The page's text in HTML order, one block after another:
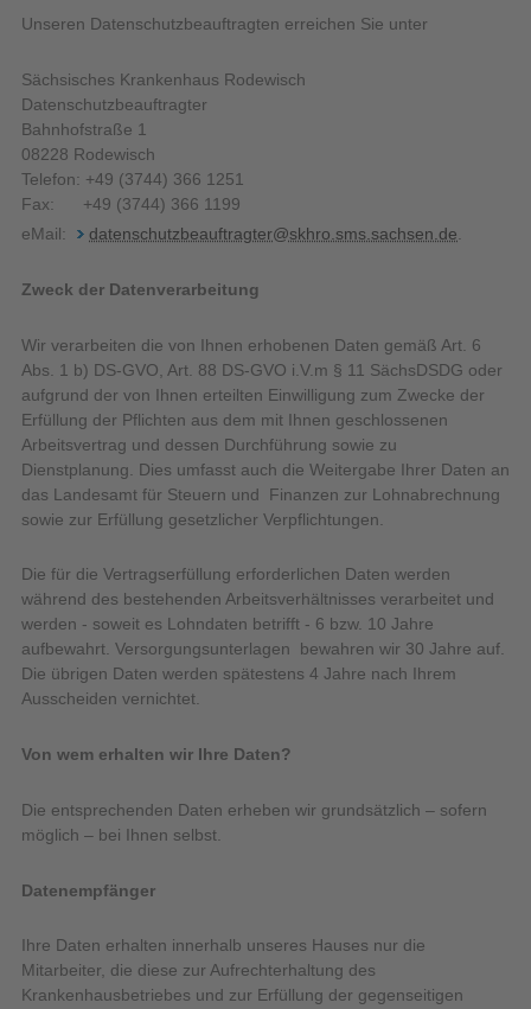
Unseren Datenschutzbeauftragten erreichen Sie unter
Sächsisches Krankenhaus Rodewisch
Datenschutzbeauftragter
Bahnhofstraße 1
08228 Rodewisch
Telefon: +49 (3744) 366 1251
Fax: +49 (3744) 366 1199
eMail:
datenschutzbeauftragter@skhro.sms.sachsen.de
Zweck der Datenverarbeitung
Wir verarbeiten die von Ihnen erhobenen Daten gemäß Art. 6
Abs. 1 b) DS-GVO, Art. 88 DS-GVO i.V.m § 11 SächsDSDG oder
aufgrund der von Ihnen erteilten Einwilligung zum Zwecke der
Erfüllung der Pflichten aus dem mit Ihnen geschlossenen
Arbeitsvertrag und dessen Durchführung sowie zu
Dienstplanung. Dies umfasst auch die Weitergabe Ihrer Daten an
das Landesamt für Steuern und Finanzen zur Lohnabrechnung
sowie zur Erfüllung gesetzlicher Verpflichtungen.
Die für die Vertragserfüllung erforderlichen Daten werden
während des bestehenden Arbeitsverhältnisses verarbeitet und
werden - soweit es Lohndaten betrifft - 6 bzw. 10 Jahre
aufbewahrt. Versorgungsunterlagen bewahren wir 30 Jahre auf.
Die übrigen Daten werden spätestens 4 Jahre nach Ihrem
Ausscheiden vernichtet.
Von wem erhalten wir Ihre Daten?
Die entsprechenden Daten erheben wir grundsätzlich – sofern
möglich – bei Ihnen selbst.
Datenempfänger
Ihre Daten erhalten innerhalb unseres Hauses nur die
Mitarbeiter, die diese zur Aufrechterhaltung des
Krankenhausbetriebes und zur Erfüllung der gegenseitigen